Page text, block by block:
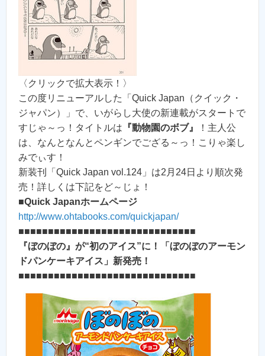
〈クリックで拡大表示！〉
この度リニューアルした「Quick Japan（クイック・
ジャパン）」で、いがらし大使の新連載がスタートで
すじゃ～っ！タイトルは 『動物園のボブ』
！主人公
は、なんとなんとペンギンでござる～っ！こりゃ楽し
みでぃす！
新装刊「Quick Japan vol.124」は2月24日より順次発
売！詳しくは下記をど～じょ！
■Quick Japanホームページ
http://www.ohtabooks.com/quickjapan/
■■■■■■■■■■■■■■■■■■■■■■■■■■■■■■
『ぼのぼの』が“初のアイス”に！「ぼのぼのアーモン
ドパンケーキアイス」新発売！
■■■■■■■■■■■■■■■■■■■■■■■■■■■■■■